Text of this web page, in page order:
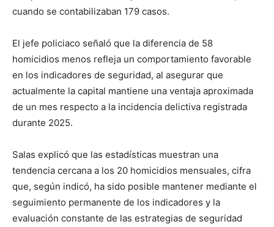
cuando se contabilizaban 179 casos.
El jefe policiaco señaló que la diferencia de 58
homicidios menos refleja un comportamiento favorable
en los indicadores de seguridad, al asegurar que
actualmente la capital mantiene una ventaja aproximada
de un mes respecto a la incidencia delictiva registrada
durante 2025.
Salas explicó que las estadísticas muestran una
tendencia cercana a los 20 homicidios mensuales, cifra
que, según indicó, ha sido posible mantener mediante el
seguimiento permanente de los indicadores y la
evaluación constante de las estrategias de seguridad